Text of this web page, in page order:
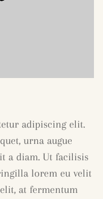
adipiscing elit.
urna augue
a diam. Ut facilisis
lorem eu velit
at fermentum